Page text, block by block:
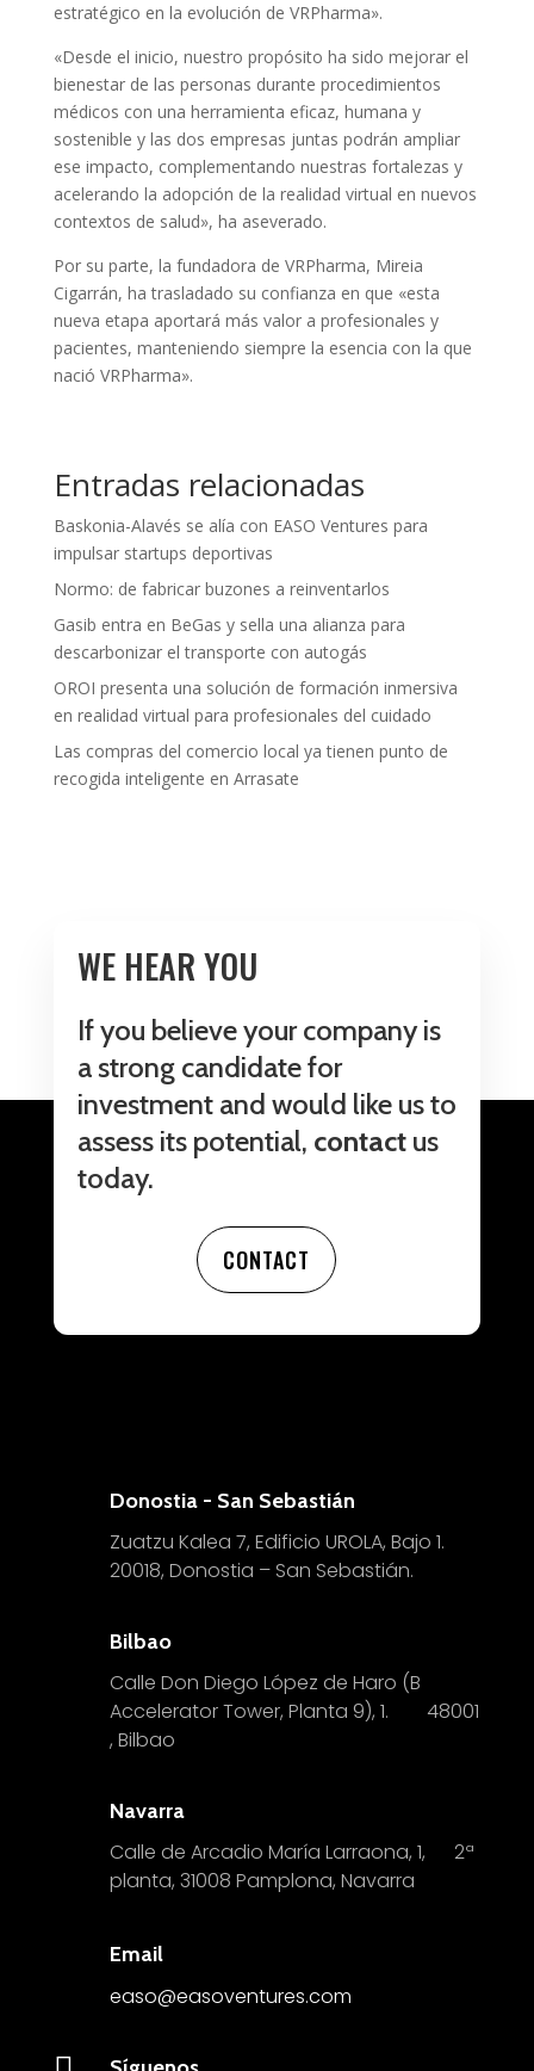
estratégico en la evolución de VRPharma».
«Desde el inicio, nuestro propósito ha sido mejorar el
bienestar de las personas durante procedimientos
médicos con una herramienta eficaz, humana y
sostenible y las dos empresas juntas podrán ampliar
ese impacto, complementando nuestras fortalezas y
acelerando la adopción de la realidad virtual en nuevos
contextos de salud», ha aseverado.
Por su parte, la fundadora de VRPharma, Mireia
Cigarrán, ha trasladado su confianza en que «esta
nueva etapa aportará más valor a profesionales y
pacientes, manteniendo siempre la esencia con la que
nació VRPharma».
Entradas relacionadas
Baskonia-Alavés se alía con EASO Ventures para
impulsar startups deportivas
Normo: de fabricar buzones a reinventarlos
Gasib entra en BeGas y sella una alianza para
descarbonizar el transporte con autogás
OROI presenta una solución de formación inmersiva
en realidad virtual para profesionales del cuidado
Las compras del comercio local ya tienen punto de
recogida inteligente en Arrasate
WE HEAR YOU
If you believe your company is
a strong candidate for
investment and would like us to
assess its potential, contact us
today.
CONTACT
Donostia - San Sebastián
Zuatzu Kalea 7, Edificio UROLA, Bajo 1.
20018, Donostia – San Sebastián.
Bilbao
Calle Don Diego López de Haro (B
Accelerator Tower, Planta 9), 1. 48001
, Bilbao
Navarra
Calle de Arcadio María Larraona, 1, 2ª
planta, 31008 Pamplona, Navarra
Email
easo@easoventures.com